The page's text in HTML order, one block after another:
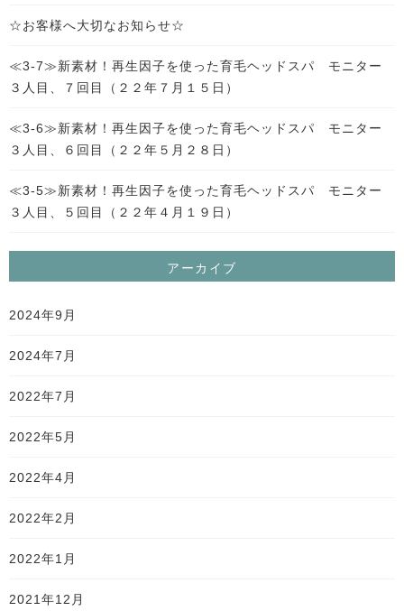
☆お客様へ大切なお知らせ☆
≪3-7≫新素材！再生因子を使った育毛ヘッドスパ モニター
３人目、７回目（２２年７月１５日）
≪3-6≫新素材！再生因子を使った育毛ヘッドスパ モニター
３人目、６回目（２２年５月２８日）
≪3-5≫新素材！再生因子を使った育毛ヘッドスパ モニター
３人目、５回目（２２年４月１９日）
アーカイブ
2024年9月
2024年7月
2022年7月
2022年5月
2022年4月
2022年2月
2022年1月
2021年12月